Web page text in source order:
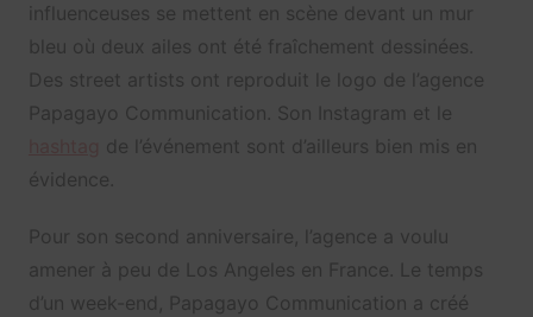
influenceuses se mettent en scène devant un mur
bleu où deux ailes ont été fraîchement dessinées.
Des street artists ont reproduit le logo de l’agence
Papagayo Communication. Son Instagram et le
de l’événement sont d’ailleurs bien mis en
évidence.
Pour son second anniversaire, l’agence a voulu
amener à peu de Los Angeles en France. Le temps
d’un week-end, Papagayo Communication a créé